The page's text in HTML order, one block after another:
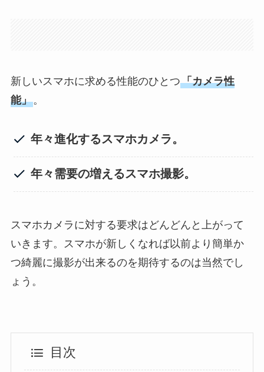
新しいスマホに求める性能のひとつ「カメラ性
能」。
年々進化するスマホカメラ。
年々需要の増えるスマホ撮影。
スマホカメラに対する要求はどんどんと上がって
いきます。スマホが新しくなれば以前より簡単か
つ綺麗に撮影が出来るのを期待するのは当然でし
ょう。
目次